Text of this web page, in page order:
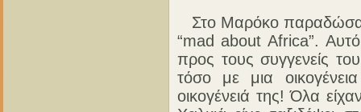
Στο Μαρόκο
“mad about Africa”.
προς τους συγγενείς
τόσο με μια
οικογένειά της! Όλα